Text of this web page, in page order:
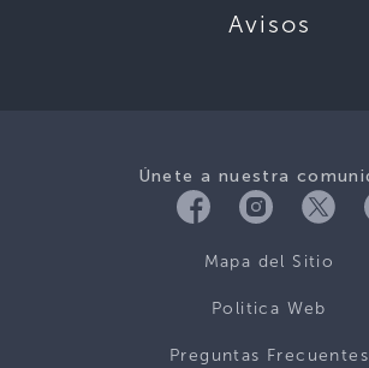
Avisos
Únete a nuestra
Mapa del Sitio
Politica Web
Preguntas Frecuentes